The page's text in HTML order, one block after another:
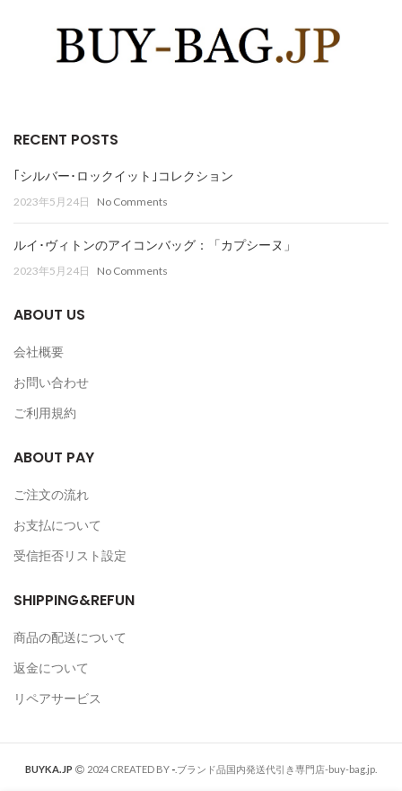
RECENT POSTS
｢シルバー･ロックイット｣コレクション
2023年5月24日 No Comments
ルイ･ヴィトンのアイコンバッグ：「カプシーヌ」
2023年5月24日 No Comments
ABOUT US
会社概要
お問い合わせ
ご利用規約
ABOUT PAY
ご注文の流れ
お支払について
受信拒否リスト設定
SHIPPING&REFUN
商品の配送について
返金について
リペアサービス
BUYKA.JP 2024 CREATED BY - .ブランド品国内発送代引き専門店-buy-bag.jp.